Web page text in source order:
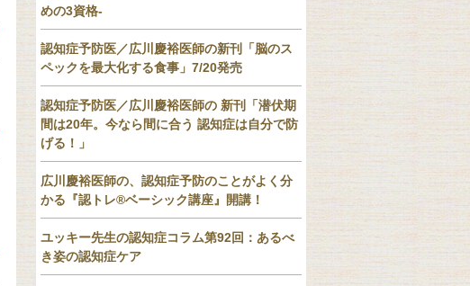
めの3資格-
認知症予防医／広川慶裕医師の新刊「脳のス
ペックを最大化する食事」7/20発売
認知症予防医／広川慶裕医師の 新刊「潜伏期
間は20年。今なら間に合う 認知症は自分で防
げる！」
広川慶裕医師の、認知症予防のことがよく分
かる『認トレ®️ベーシック講座』開講！
ユッキー先生の認知症コラム第92回：あるべ
き姿の認知症ケア